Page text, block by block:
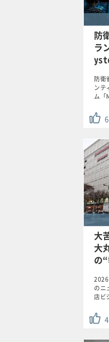
防
ラ
6
防衛
ンテ
ム「
大
大
の
4
のニ
店ビ